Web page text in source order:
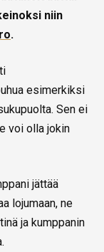
niin
.
esimerkiksi
Sen ei
voi olla jokin
jättää
lojumaan, ne
ja kumppanin